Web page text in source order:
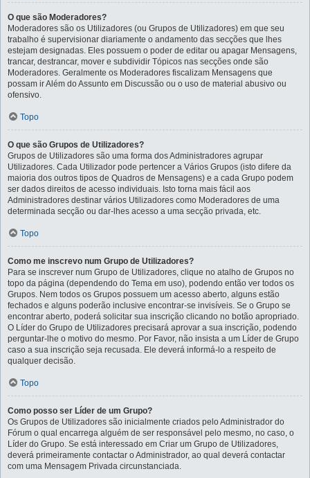
O que são Moderadores?
Moderadores são os Utilizadores (ou Grupos de Utilizadores) em que seu
trabalho é supervisionar diariamente o andamento das secções que lhes
estejam designadas. Eles possuem o poder de editar ou apagar Mensagens,
trancar, destrancar, mover e subdividir Tópicos nas secções onde são
Moderadores. Geralmente os Moderadores fiscalizam Mensagens que
possam ir Além do Assunto em Discussão ou o uso de material abusivo ou
ofensivo.
Topo
O que são Grupos de Utilizadores?
Grupos de Utilizadores são uma forma dos Administradores agrupar
Utilizadores. Cada Utilizador pode pertencer a Vários Grupos (isto difere da
maioria dos outros tipos de Quadros de Mensagens) e a cada Grupo podem
ser dados direitos de acesso individuais. Isto torna mais fácil aos
Administradores destinar vários Utilizadores como Moderadores de uma
determinada secção ou dar-lhes acesso a uma secção privada, etc.
Topo
Como me inscrevo num Grupo de Utilizadores?
Para se inscrever num Grupo de Utilizadores, clique no atalho de Grupos no
topo da página (dependendo do Tema em uso), podendo então ver todos os
Grupos. Nem todos os Grupos possuem um acesso aberto, alguns estão
fechados e alguns poderão inclusive encontrar-se invisíveis. Se o Grupo se
encontrar aberto, poderá solicitar sua inscrição clicando no botão apropriado.
O Líder do Grupo de Utilizadores precisará aprovar a sua inscrição, podendo
perguntar-lhe o motivo do mesmo. Por Favor, não insista a um Líder de Grupo
caso a sua inscrição seja recusada. Ele deverá informá-lo a respeito de
qualquer decisão.
Topo
Como posso ser Líder de um Grupo?
Os Grupos de Utilizadores são inicialmente criados pelo Administrador do
Fórum o qual encarrega alguém de ser responsável pelo mesmo, no caso, o
Líder do Grupo. Se está interessado em Criar um Grupo de Utilizadores,
deverá primeiramente contactar o Administrador, ao qual deverá contactar
com uma Mensagem Privada circunstanciada.